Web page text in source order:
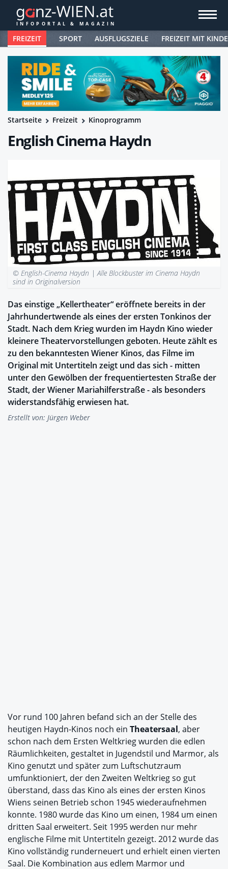
FREIZEIT SPORT AUSFLUGSZIELE FREIZEIT MIT
Startseite Freizeit Kinoprogramm
English Cinema Haydn
© English-Cinema Haydn |Alle Blockbuster im Cinema Haydn
sind in Originalversion
Das einstige „Kellertheater“ eröffnete bereits in der
Jahrhundertwende als eines der ersten Tonkinos der
Stadt. Nach dem Krieg wurden im Haydn Kino wieder
kleinere Theatervorstellungen geboten. Heute zählt es
zu den bekanntesten Wiener Kinos, das Filme im
Original mit Untertiteln zeigt und das sich - mitten
unter den Gewölben der frequentiertesten Straße der
Stadt, der Wiener Mariahilferstraße - als besonders
widerstandsfähig erwiesen hat.
Erstellt von: Jürgen Weber
Vor rund 100 Jahren befand sich an der Stelle des
heutigen Haydn-Kinos noch ein Theatersaal, aber
schon nach dem Ersten Weltkrieg wurden die edlen
Räumlichkeiten, gestaltet in Jugendstil und Marmor, als
Kino genutzt und später zum Luftschutzraum
umfunktioniert, der den Zweiten Weltkrieg so gut
überstand, dass das Kino als eines der ersten Kinos
Wiens seinen Betrieb schon 1945 wiederaufnehmen
konnte. 1980 wurde das Kino um einen, 1984 um einen
dritten Saal erweitert. Seit 1995 werden nur mehr
englische Filme mit Untertiteln gezeigt. 2012 wurde das
Kino vollständig runderneuert und erhielt einen vierten
Saal. Die Kombination aus edlem Marmor und